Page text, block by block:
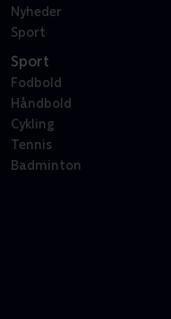
Nyheder
Sport
Sport
Fodbold
Håndbold
Cykling
Tennis
Badminton